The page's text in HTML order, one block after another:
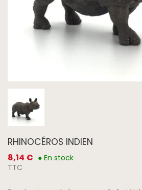
RHINOCÉROS INDIEN
8,14 € ● En stock
TTC